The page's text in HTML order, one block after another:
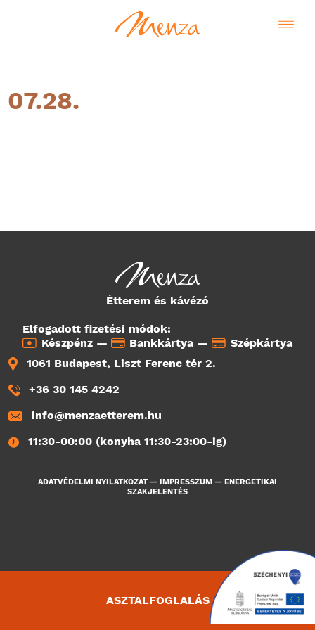
07.28.
Étterem és kávézó
Elfogadott fizetési módok:
Készpénz —
Bankkártya —
Szépkártya
1061 Budapest, Liszt Ferenc tér 2.
+36 30 145 4242
info@menzaetterem.hu
11:30-00:00 (konyha 11:30-23:00-ig)
ADATVÉDELMI NYILATKOZAT — IMPRESSZUM — ENERGETIKAI
SZAKJELENTÉS
ASZTALFOGLALÁS